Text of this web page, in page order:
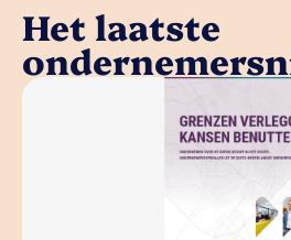
Het laatste